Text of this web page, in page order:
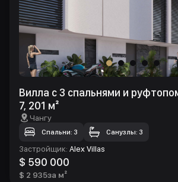
Вилла с 3 спальнями и
7, 201 м²
Чангу
Спальни: 3 Санузлы: 3
Застройщик: Alex Villas
$ 590 000
$ 2 935за м²